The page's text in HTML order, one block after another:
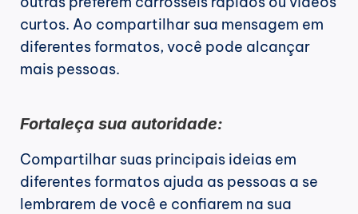
curtos. Ao compartilhar sua mensagem em
diferentes formatos, você pode alcançar
mais pessoas.
Fortaleça sua autoridade:
Compartilhar suas principais ideias em
diferentes formatos ajuda as pessoas a se
lembrarem de você e confiarem na sua